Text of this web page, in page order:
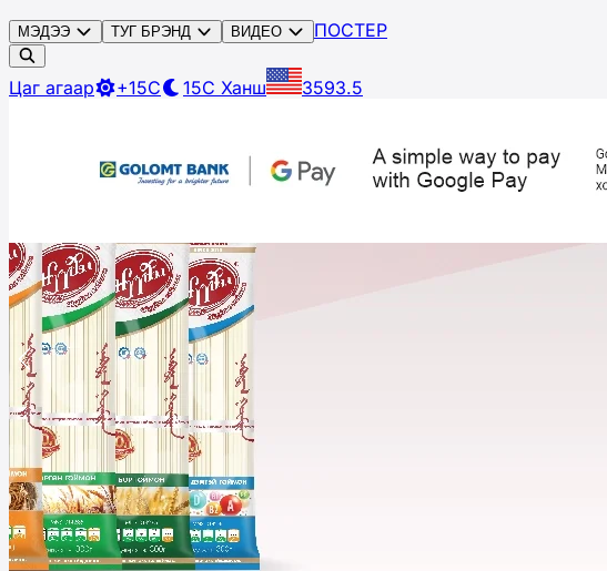
МЭДЭЭ ТУГ БРЭНД ВИДЕО ПОСТЕР
Цаг агаар +15C 15C Ханш 3593.5